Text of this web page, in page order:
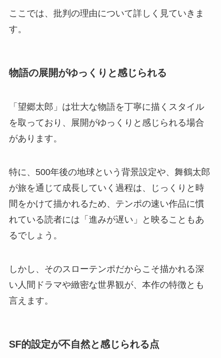
ここでは、批判の理由について詳しく見ていきま
す。
物語の展開がゆっくりと感じられる
「望郷太郎」は壮大な物語を丁寧に描くスタイル
を取っており、展開がゆっくりと感じられる場合
があります。
特に、500年後の地球という背景設定や、舞鶴太郎
が旅を通じて成長していく過程は、じっくりと時
間をかけて描かれるため、テンポの速い作品に慣
れている読者には「進みが遅い」と映ることもあ
るでしょう。
しかし、そのスローテンポだからこそ描かれる深
い人間ドラマや緻密な世界観が、本作の特徴とも
言えます。
SF的設定が不自然と感じられる点